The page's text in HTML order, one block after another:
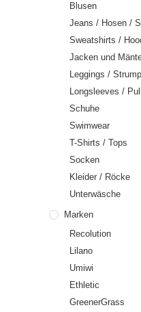
Blusen
Jeans / Hosen /
Sweatshirts /
Jacken und
Leggings /
Longsleeves /
Schuhe
Swimwear
T-Shirts / Tops
Socken
Kleider / Röcke
Unterwäsche
Marken
Recolution
Lilano
Umiwi
Ethletic
GreenerGrass